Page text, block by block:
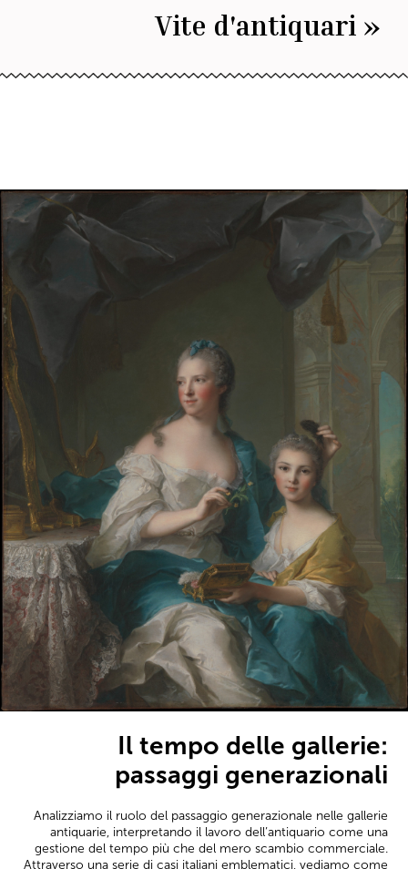
Vite d'antiquari »
Il tempo delle gallerie:
passaggi generazionali
Analizziamo il ruolo del passaggio generazionale nelle gallerie
antiquarie, interpretando il lavoro dell’antiquario come una
gestione del tempo più che del mero scambio commerciale.
Attraverso una serie di casi italiani emblematici, vediamo come